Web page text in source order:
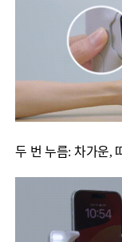
두 번 누름: 차가운,